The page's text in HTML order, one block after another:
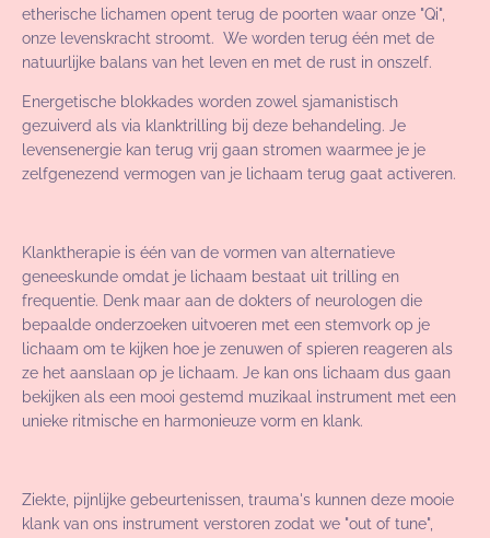
etherische lichamen opent terug de poorten waar onze "Qi",
onze levenskracht stroomt. We worden terug één met de
natuurlijke balans van het leven en met de rust in onszelf.
Energetische blokkades worden zowel sjamanistisch
gezuiverd als via klanktrilling bij deze behandeling. Je
levensenergie kan terug vrij gaan stromen waarmee je je
zelfgenezend vermogen van je lichaam terug gaat activeren.
Klanktherapie is één van de vormen van alternatieve
geneeskunde omdat je lichaam bestaat uit trilling en
frequentie. Denk maar aan de dokters of neurologen die
bepaalde onderzoeken uitvoeren met een stemvork op je
lichaam om te kijken hoe je zenuwen of spieren reageren als
ze het aanslaan op je lichaam. Je kan ons lichaam dus gaan
bekijken als een mooi gestemd muzikaal instrument met een
unieke ritmische en harmonieuze vorm en klank.
Ziekte, pijnlijke gebeurtenissen, trauma's kunnen deze mooie
klank van ons instrument verstoren zodat we "out of tune",